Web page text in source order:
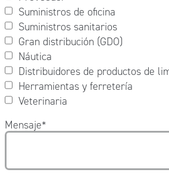
Suministros de oficina
Suministros sanitarios
Gran distribución (GDO)
Náutica
Distribuidores de productos de
Herramientas y ferretería
Veterinaria
Mensaje*